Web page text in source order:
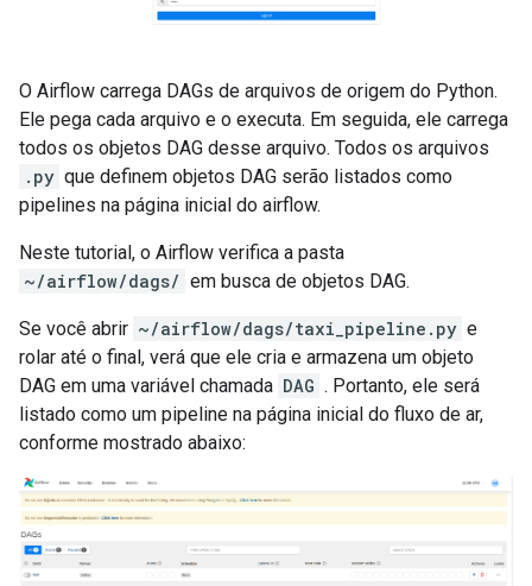
O Airflow carrega DAGs de arquivos de origem do Python.
Ele pega cada arquivo e o executa. Em seguida, ele carrega
todos os objetos DAG desse arquivo. Todos os arquivos
.py que definem objetos DAG serão listados como
pipelines na página inicial do airflow.
Neste tutorial, o Airflow verifica a pasta
~/airflow/dags/ em busca de objetos DAG.
Se você abrir ~/airflow/dags/taxi_pipeline.py e
rolar até o final, verá que ele cria e armazena um objeto
DAG em uma variável chamada DAG . Portanto, ele será
listado como um pipeline na página inicial do fluxo de ar,
conforme mostrado abaixo: